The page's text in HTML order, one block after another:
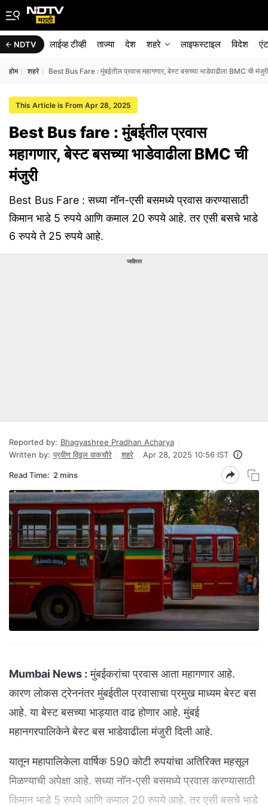
NDTV लाईव्ह टीव्ही ताज्या देश शहरे लाइफस्टाइल विदेश
होम शहरे Best Bus Fare : मुंबईतील प्रवास महागणार, बेस्ट बसच्या भाडेवाढीला BMC ची मंजुरी
This Article is From Apr 28, 2025
Best Bus fare : मुंबईतील प्रवास
महागणार, बेस्ट बसच्या भाडेवाढीला BMC ची
मंजुरी
Best Bus Fare : सध्या नॉन-एसी बसमध्ये प्रवास करण्यासाठी
किमान भाडे 5 रुपये आणि कमाल 20 रुपये आहे. तर एसी बसचे भाडे
6 रुपये ते 25 रुपये आहे.
जाहिरात
Reported by: Bhagyashree Pradhan Acharya
Written by: प्रवीण विठ्ठल वाकचौरे शहरे Apr 28, 2025 10:56 IST
Read Time: 2 mins
Mumbai News : मुंबईकरांचा प्रवास आता महागणार आहे.
कारण लोकस ट्रेननंतर मुंबईतील प्रवासाचा प्रमुख माध्यम बेस्ट बस
आहे. या बेस्ट बसच्या भाड्यात वाढ होणार आहे. मुंबई
महानगरपालिकेने बेस्ट बस भाडेवाढीला मंजुरी दिली आहे.
यातून महापालिकेला वार्षिक 590 कोटी रुपयांचा अतिरिक्त महसूल
मिळण्याची अपेक्षा आहे. सध्या नॉन-एसी बसमध्ये प्रवास करण्यासाठी
किमान भाडे 5 रुपये आणि कमाल 20 रुपये आहे. तर एसी बसचे भाडे